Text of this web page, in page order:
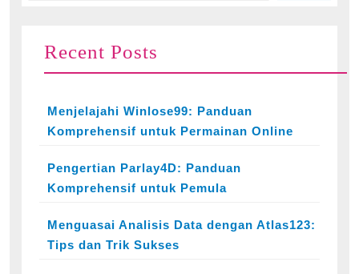
Recent Posts
Menjelajahi Winlose99: Panduan
Komprehensif untuk Permainan Online
Pengertian Parlay4D: Panduan
Komprehensif untuk Pemula
Menguasai Analisis Data dengan Atlas123:
Tips dan Trik Sukses